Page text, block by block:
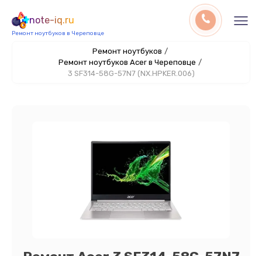
note-iq.ru
Ремонт ноутбуков в Череповце
Ремонт ноутбуков /
Ремонт ноутбуков Acer в Череповце /
3 SF314-58G-57N7 (NX.HPKER.006)